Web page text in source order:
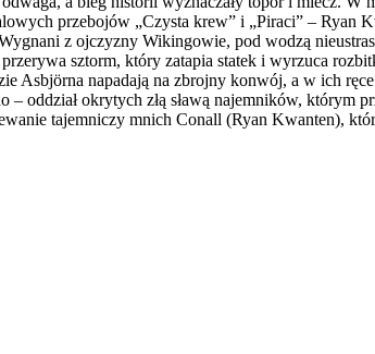
przebojów „Czysta krew” i „Piraci” – Ryan
z ojczyzny Wikingowie, pod wodzą
sztorm, który zatapia statek i wyrzuca
Asbjörna napadają na zbrojny konwój, a w ich
oddział okrytych złą sławą najemników,
tajemniczy mnich Conall (Ryan Kwanten),